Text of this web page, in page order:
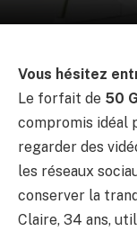
Vous hésitez
Le forfait de 50
compromis idéal
regarder des
les réseaux
conserver la
Claire, 34 ans,